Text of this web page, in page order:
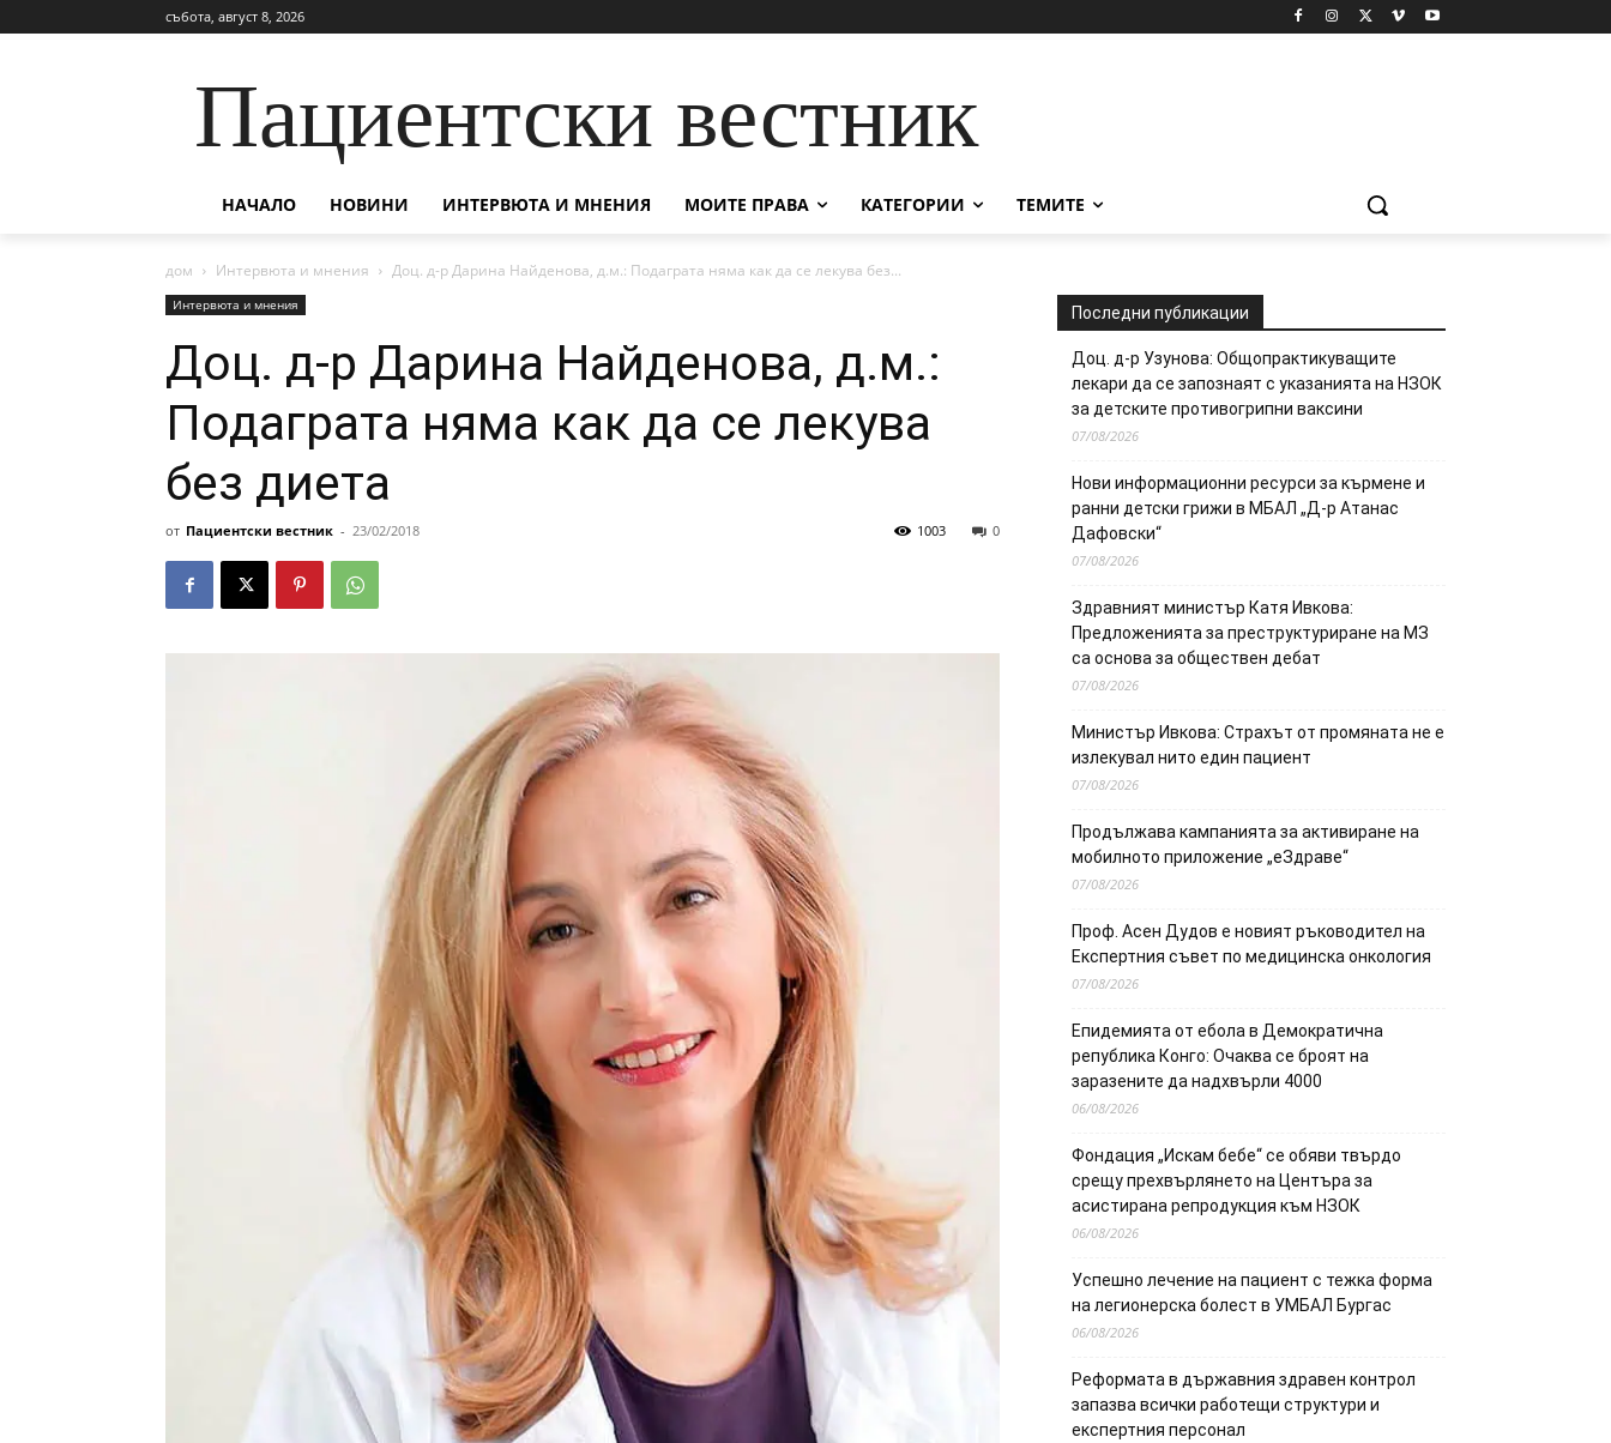
събота, август 8, 2026
Пациентски вестник
НАЧАЛО НОВИНИ ИНТЕРВЮТА И МНЕНИЯ МОИТЕ ПРАВА КАТЕГОРИИ ТЕМИТЕ
дом Интервюта и мнения Доц. д-р Дарина Найденова, д.м.: Подаграта няма как да се лекува без...
Интервюта и мнения
Доц. д-р Дарина Найденова, д.м.:
Подаграта няма как да се лекува
без диета
от Пациентски вестник - 23/02/2018 0
1003
Последни публикации
Доц. д-р Узунова: Общопрактикуващите
лекари да се запознаят с указанията на НЗОК
за детските противогрипни ваксини
07/08/2026
Нови информационни ресурси за кърмене и
ранни детски грижи в МБАЛ „Д-р Атанас
Дафовски“
07/08/2026
Здравният министър Катя Ивкова:
Предложенията за преструктуриране на МЗ
са основа за обществен дебат
07/08/2026
Министър Ивкова: Страхът от промяната не е
излекувал нито един пациент
07/08/2026
Продължава кампанията за активиране на
мобилното приложение „еЗдраве“
07/08/2026
Проф. Асен Дудов е новият ръководител на
Експертния съвет по медицинска онкология
07/08/2026
Епидемията от ебола в Демократична
република Конго: Очаква се броят на
заразените да надхвърли 4000
06/08/2026
Фондация „Искам бебе“ се обяви твърдо
срещу прехвърлянето на Центъра за
асистирана репродукция към НЗОК
06/08/2026
Успешно лечение на пациент с тежка форма
на легионерска болест в УМБАЛ Бургас
06/08/2026
Реформата в държавния здравен контрол
запазва всички работещи структури и
експертния персонал